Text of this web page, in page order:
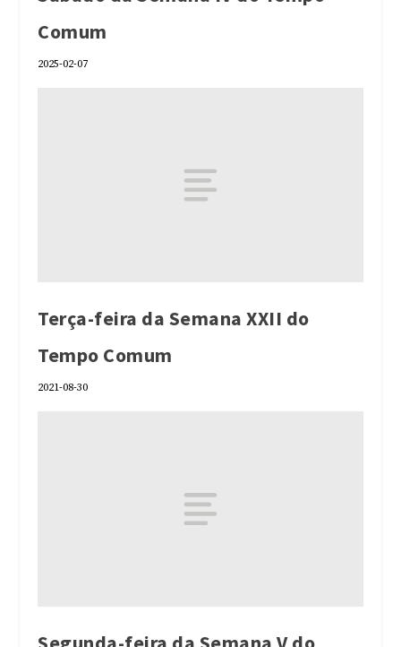
Comum
2025-02-07
Terça-feira da Semana XXII do
Tempo Comum
2021-08-30